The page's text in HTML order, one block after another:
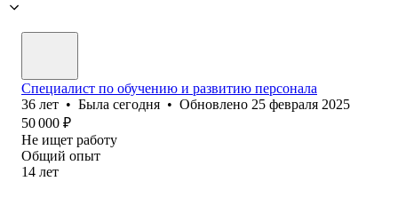
Специалист по обучению и развитию персонала
36 лет • Была сегодня • Обновлено 25 февраля 2025
50 000 ₽
Не ищет работу
Общий опыт
14 лет